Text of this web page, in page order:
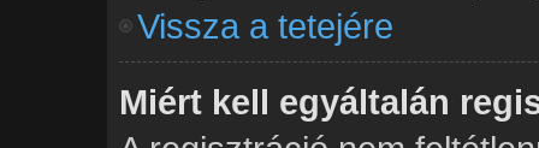
Vissza a tetejére
Miért kell egyáltalán